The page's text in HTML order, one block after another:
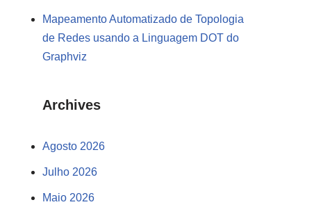
Mapeamento Automatizado de Topologia
de Redes usando a Linguagem DOT do
Graphviz
Archives
Agosto 2026
Julho 2026
Maio 2026